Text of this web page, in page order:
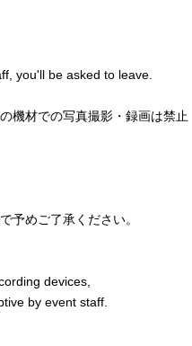
you'll be asked to leave.
機材での写真撮影・録画は禁止
予めご了承ください。
devices,
by event staff.